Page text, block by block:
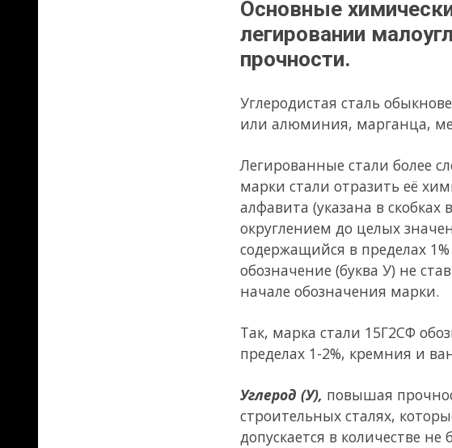
округлением до целых значений
содержащийся в пределах 1% цифрами не
обозначение (буква У) не ставится, а
начале обозначения марки.
пределах 1-2%, кремния и ванадия – в
строительных сталях, которые должны
допускается в количестве не более 0,22 %.
Кремний (С),находясь в твердом растворе с
свариваемость и стойкость против
раскислитель; в этом случае кремний в
низколегированных сталях до 1 %.
Алюминий (Ю)входит в сталь в виде
Марганец (Г)растворяется как в феррите,
повышению прочности и вязкости стали.
до 1,5 %; при содержании марганца более
Медь (Д)несколько повышает прочность
содержание (более 0,7 %) способствует